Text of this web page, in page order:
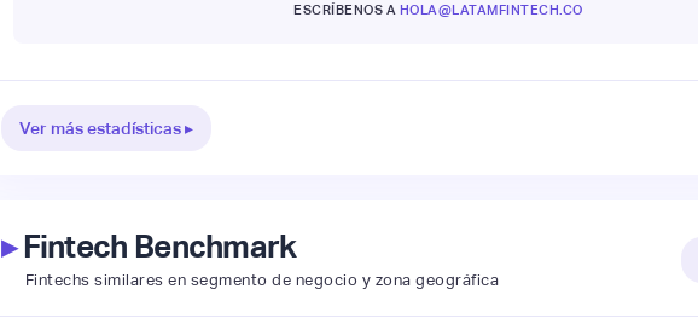
ESCRÍBENOS A HOLA@LATAMFINTECH.CO
Ver más estadísticas ▸
▸Fintech Benchmark
Fintechs similares en segmento de negocio y zona geográfica